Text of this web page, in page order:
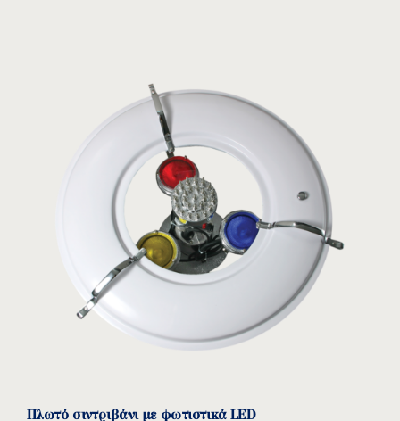
Πλωτό σιντριβάνι με φωτιστικά LED